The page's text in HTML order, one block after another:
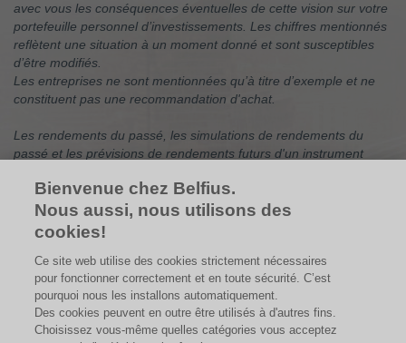
avec vous les conséquences éventuelles de cette vision sur votre
portefeuille personnel d’investissements. Les chiffres mentionnés
reflètent une situation à un moment donné et sont susceptibles
d’être modifiés.
Les entreprises ne sont mentionnées qu’à titre d’exemple et ne
constituent pas une recommandation d'achat.
Les rendements du passé, les simulations de rendements du
passé et les prévisions de rendements futurs d'un instrument
d'investissement ne constituent pas des indicateurs fiables des
rendements futurs. Les rendements bruts peuvent être
influencés par des commissions, frais et autres charges. Les
résidence de l’investisseur sont soumis à des fluctuations du
cours de change, qui peuvent avoir un impact positif ou négatif
sur les plus-values.
Bienvenue chez Belfius.
Nous aussi, nous utilisons des
cookies!
Ce site web utilise des cookies strictement nécessaires
pour fonctionner correctement et en toute sécurité. C’est
pourquoi nous les installons automatiquement.
Des cookies peuvent en outre être utilisés à d'autres fins.
Choisissez vous-même quelles catégories vous acceptez